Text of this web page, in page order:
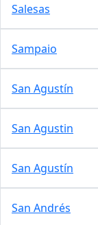
Salesas
Sampaio
San Agustín
San Agustin
San Agustín
San Andrés